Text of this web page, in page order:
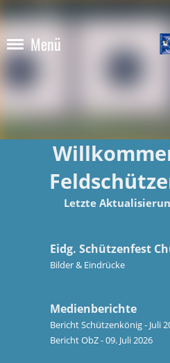
Menü
Letzte
Eidg. Schützenfest
Bilder & Eindrücke
Medienberichte
Bericht Schützenkönig - Juli
Bericht ObZ - 09. Juli 2026